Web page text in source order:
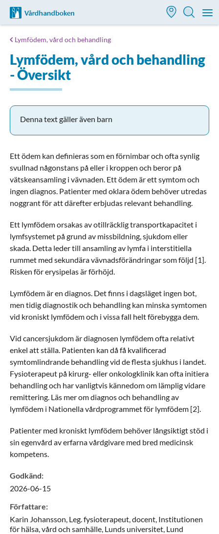
Till startsidan för Vårdhandboken
Lymfödem, vård och behandling
Lymfödem, vård och behandling
- Översikt
Denna text gäller även barn
Ett ödem kan definieras som en förnimbar och ofta synlig
svullnad någonstans på eller i kroppen och beror på
vätskeansamling i vävnaden. Ett ödem är ett symtom och
ingen diagnos. Patienter med oklara ödem behöver utredas
noggrant för att därefter erbjudas relevant behandling.
Ett lymfödem orsakas av otillräcklig transportkapacitet i
lymfsystemet på grund av missbildning, sjukdom eller
skada. Detta leder till ansamling av lymfa i interstitiella
rummet med sekundära vävnadsförändringar som följd [1].
Risken för erysipelas är förhöjd.
Lymfödem är en diagnos. Det finns i dagsläget ingen bot,
men tidig diagnostik och behandling kan minska symtomen
vid kroniskt lymfödem och i vissa fall helt förebygga dem.
Vid cancersjukdom är diagnosen lymfödem ofta relativt
enkel att ställa. Patienten kan då få kvalificerad
symtomlindrande behandling vid de flesta sjukhus i landet.
Fysioterapeut på kirurg- eller onkologklinik kan ofta initiera
behandling och har vanligtvis kännedom om lämplig vidare
remittering. Läs mer om diagnos och behandling av
lymfödem i Nationella vårdprogrammet för lymfödem [2].
Patienter med kroniskt lymfödem behöver långsiktigt stöd i
sin egenvård av erfarna vårdgivare med bred medicinsk
kompetens.
Godkänd:
2026-06-15
Författare:
Karin Johansson, Leg. fysioterapeut, docent, Institutionen
för hälsa, vård och samhälle, Lunds universitet, Lund